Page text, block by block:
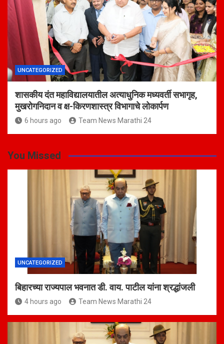
UNCATEGORIZED
शासकीय दंत महाविद्यालयातील अत्याधुनिक मध्यवर्ती सभागृह,
मुखरोगनिदान व क्ष-किरणशास्त्र विभागाचे लोकार्पण
6 hours ago Team News Marathi 24
You Missed
UNCATEGORIZED
बिहारच्या राज्यपाल भवनात डी. वाय. पाटील यांना श्रद्धांजली
4 hours ago Team News Marathi 24